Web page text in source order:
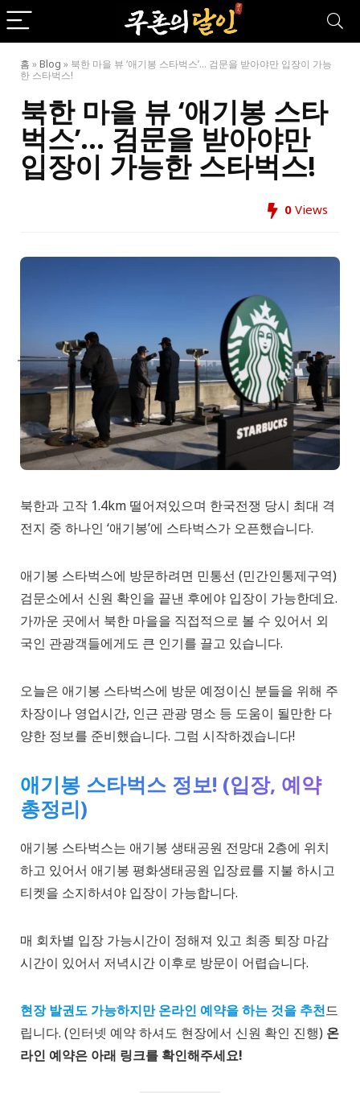
홈 » Blog » 북한 마을 뷰 ‘애기봉 스타벅스’… 검문을 받아야만 입장이 가능
한 스타벅스!
북한 마을 뷰 ‘애기봉 스타
벅스’… 검문을 받아야만
입장이 가능한 스타벅스!
0 Views
북한과 고작 1.4km 떨어져있으며 한국전쟁 당시 최대 격
전지 중 하나인 ‘애기봉’에 스타벅스가 오픈했습니다.
애기봉 스타벅스에 방문하려면 민통선 (민간인통제구역)
검문소에서 신원 확인을 끝낸 후에야 입장이 가능한데요.
가까운 곳에서 북한 마을을 직접적으로 볼 수 있어서 외
국인 관광객들에게도 큰 인기를 끌고 있습니다.
오늘은 애기봉 스타벅스에 방문 예정이신 분들을 위해 주
차장이나 영업시간, 인근 관광 명소 등 도움이 될만한 다
양한 정보를 준비했습니다. 그럼 시작하겠습니다!
애기봉 스타벅스 정보! (입장, 예약
총정리)
애기봉 스타벅스는 애기봉 생태공원 전망대 2층에 위치
하고 있어서 애기봉 평화생태공원 입장료를 지불 하시고
티켓을 소지하셔야 입장이 가능합니다.
매 회차별 입장 가능시간이 정해져 있고 최종 퇴장 마감
시간이 있어서 저녁시간 이후로 방문이 어렵습니다.
현장 발권도 가능하지만 온라인 예약을 하는 것을 추천드
립니다. (인터넷 예약 하셔도 현장에서 신원 확인 진행) 온
라인 예약은 아래 링크를 확인해주세요!